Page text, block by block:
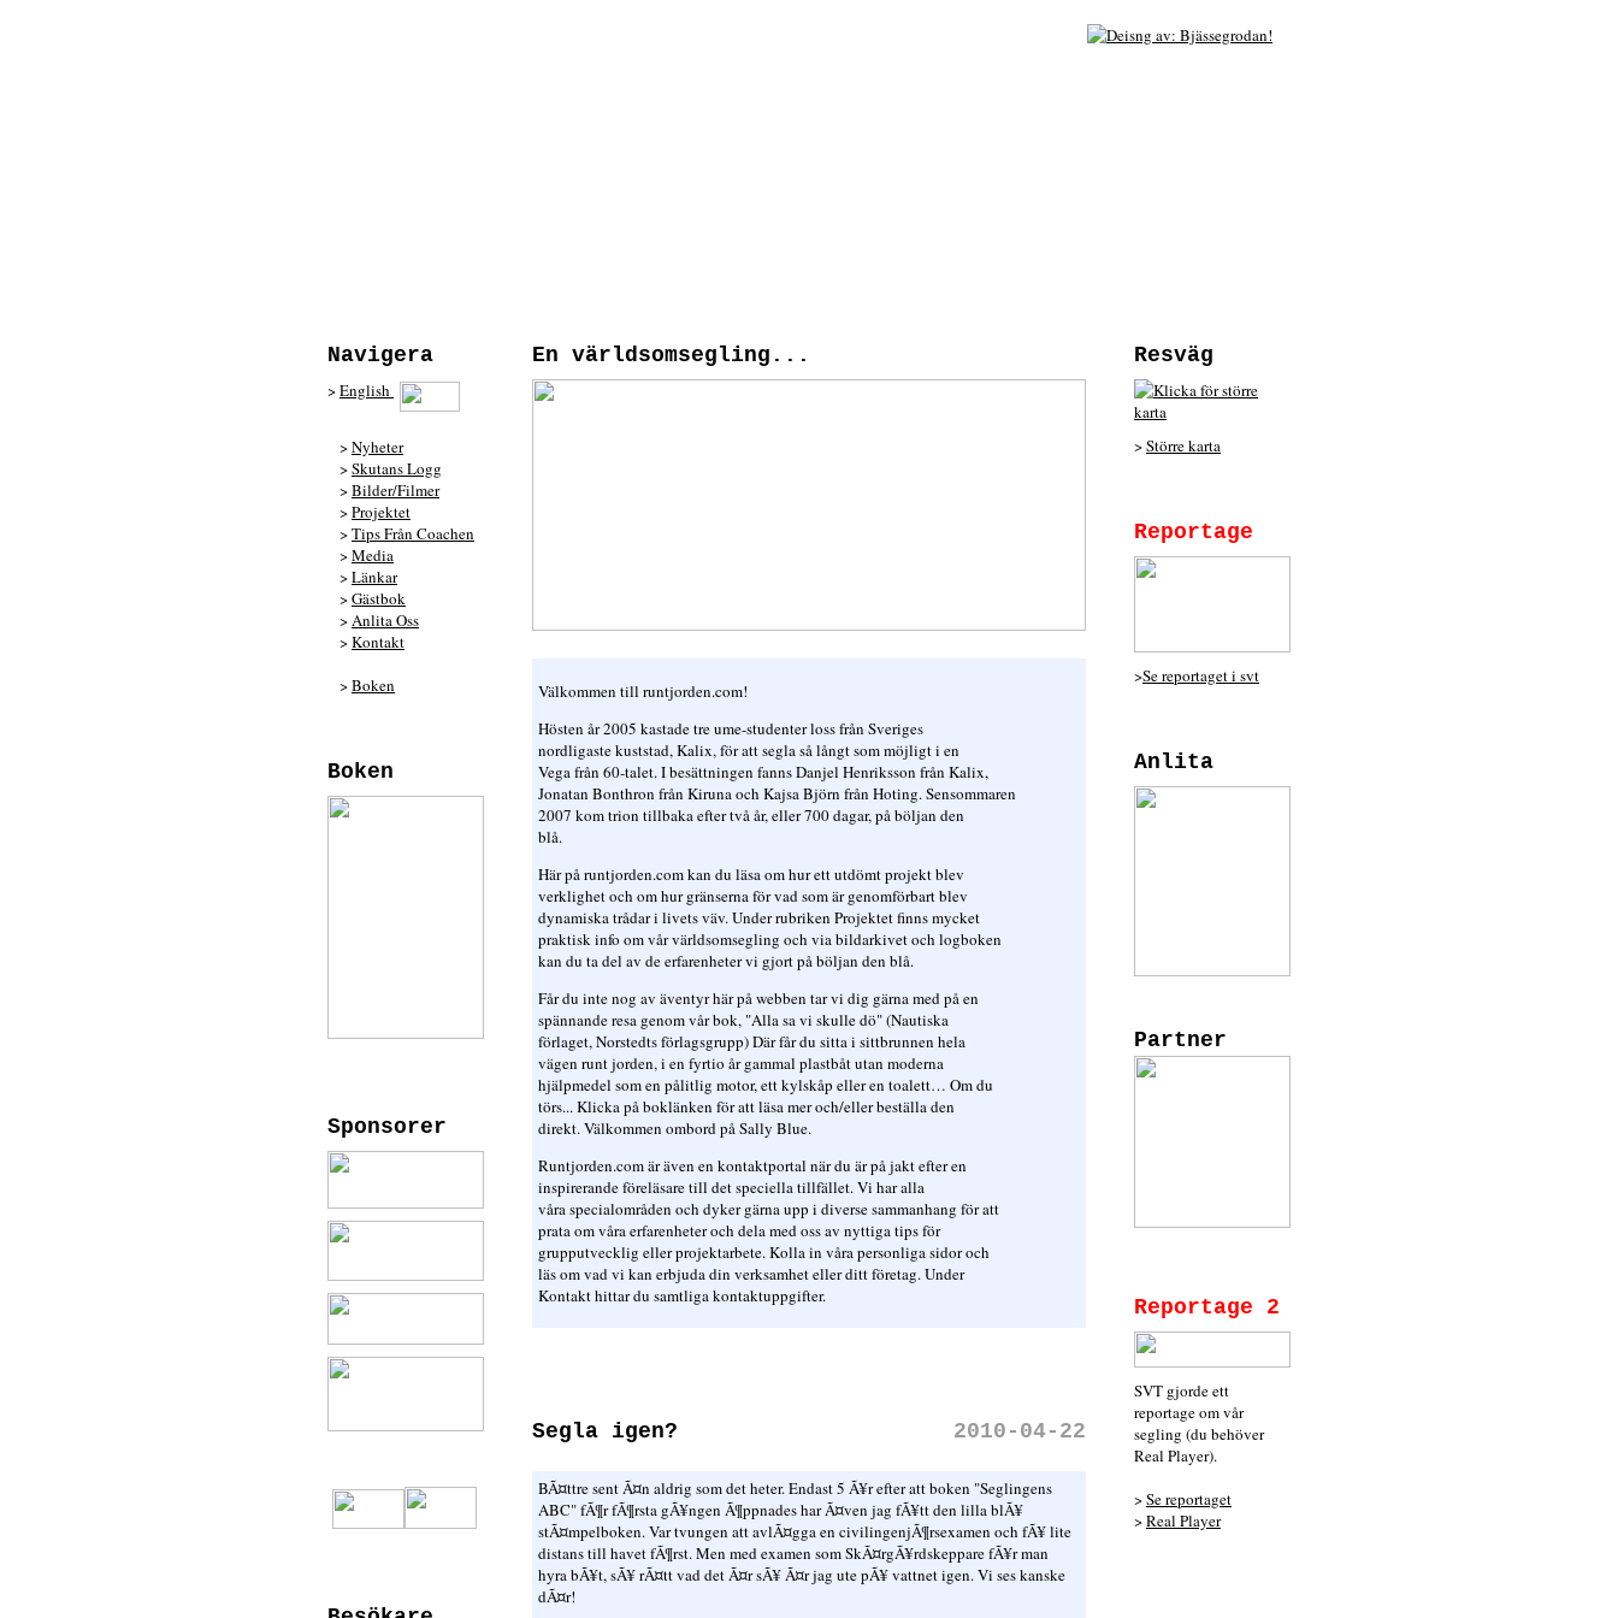
Navigera
>English
>Nyheter
>Skutans Logg
>Bilder/Filmer
>Projektet
>Tips Från Coachen
>Media
>Länkar
>Gästbok
>Anlita Oss
>Kontakt
>Boken
Boken
Sponsorer
En världsomsegling...
Välkommen till runtjorden.com!
Hösten år 2005 kastade tre ume-studenter loss från Sveriges
nordligaste kuststad, Kalix, för att segla så långt som möjligt i en
Vega från 60-talet. I besättningen fanns Danjel Henriksson från Kalix,
Jonatan Bonthron från Kiruna och Kajsa Björn från Hoting. Sensommaren
2007 kom trion tillbaka efter två år, eller 700 dagar, på böljan den
blå.
Här på runtjorden.com kan du läsa om hur ett utdömt projekt blev
verklighet och om hur gränserna för vad som är genomförbart blev
dynamiska trådar i livets väv. Under rubriken Projektet finns mycket
praktisk info om vår världsomsegling och via bildarkivet och logboken
kan du ta del av de erfarenheter vi gjort på böljan den blå.
Får du inte nog av äventyr här på webben tar vi dig gärna med på en
spännande resa genom vår bok, "Alla sa vi skulle dö" (Nautiska
förlaget, Norstedts förlagsgrupp) Där får du sitta i sittbrunnen hela
vägen runt jorden, i en fyrtio år gammal plastbåt utan moderna
hjälpmedel som en pålitlig motor, ett kylskåp eller en toalett… Om du
törs... Klicka på boklänken för att läsa mer och/eller beställa den
direkt. Välkommen ombord på Sally Blue.
Runtjorden.com är även en kontaktportal när du är på jakt efter en
inspirerande föreläsare till det speciella tillfället. Vi har alla
våra specialområden och dyker gärna upp i diverse sammanhang för att
prata om våra erfarenheter och dela med oss av nyttiga tips för
grupputvecklig eller projektarbete. Kolla in våra personliga sidor och
läs om vad vi kan erbjuda din verksamhet eller ditt företag. Under
Kontakt hittar du samtliga kontaktuppgifter.
Segla igen? 2010-04-22
BÃ¤ttre sent Ã¤n aldrig som det heter. Endast 5 Ã¥r efter att boken "Seglingens
ABC" fÃ¶r fÃ¶rsta gÃ¥ngen Ã¶ppnades har Ã¤ven jag fÃ¥tt den lilla blÃ¥
stÃ¤mpelboken. Var tvungen att avlÃ¤gga en civilingenjÃ¶rsexamen och fÃ¥ lite
distans till havet fÃ¶rst. Men med examen som SkÃ¤rgÃ¥rdskeppare fÃ¥r man
hyra bÃ¥t, sÃ¥ rÃ¤tt vad det Ã¤r sÃ¥ Ã¤r jag ute pÃ¥ vattnet igen. Vi ses kanske
dÃ¤r!
Resväg
>Större karta
Reportage
>Se reportaget i svt
Anlita
Partner
Reportage 2
SVT gjorde ett
reportage om vår
segling (du behöver
Real Player).
>Se reportaget
>Real Player